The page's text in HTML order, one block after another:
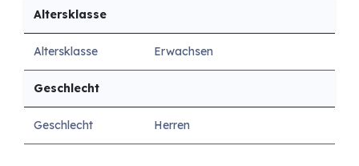
Altersklasse
Altersklasse Erwachsen
Geschlecht
Geschlecht Herren